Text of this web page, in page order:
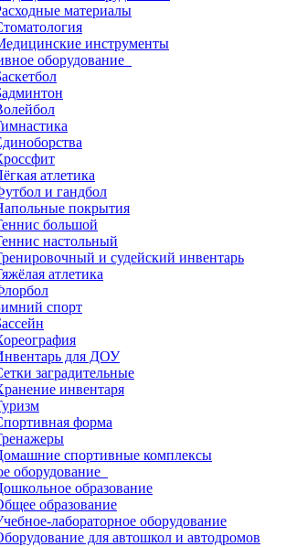
материалы
инструменты
оборудование
атлетика
и гандбол
покрытия
большой
настольный
и судейский инвентарь
атлетика
спорт
для ДОУ
заградительные
инвентаря
форма
спортивные комплексы
оборудование
образование
образование
лабораторное оборудование
для автошкол и автодромов